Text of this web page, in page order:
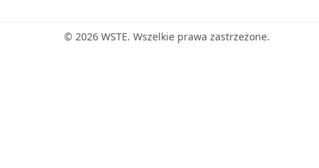
© 2026 WSTE. Wszelkie prawa zastrzeżone.